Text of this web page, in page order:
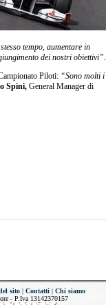
tempo, aumentare in
dei nostri obiettivi”.
Piloti: “Sono molti i
Spini, General Manager di
sito| Contatti| Chi siamo
- P.Iva 13142370157